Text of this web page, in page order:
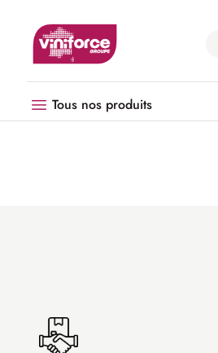
Tous nos produits
Microbrasserie